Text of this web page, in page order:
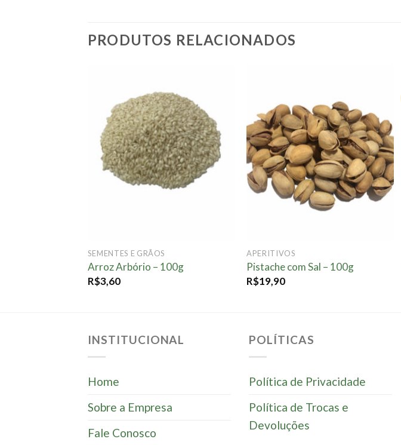
PRODUTOS RELACIONADOS
Adicionar
à lista.
SEMENTES E GRÃOS
Arroz Arbório – 100g
R$3,60
à lista.
APERITIVOS
Pistache com Sal – 100g
R$19,90
INSTITUCIONAL
Home
Sobre a Empresa
Fale Conosco
POLÍTICAS
Política de Privacidade
Política de Trocas e
Devoluções